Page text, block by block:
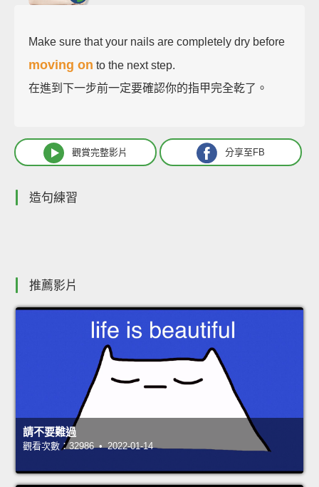
Make sure that your nails are completely dry before
moving on to the next step.
在進到下一步前一定要確認你的指甲完全乾了。
觀賞完整影片 分享至FB
造句練習
推薦影片
請不要難過
觀看次數：32986 • 2022-01-14